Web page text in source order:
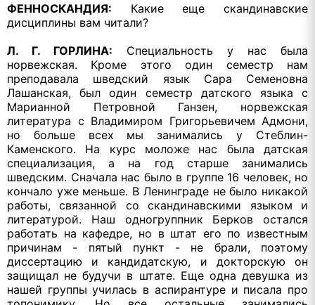
ФЕННОСКАНДИЯ: Какие еще скандинавские
дисциплины вам читали?
Л. Г. ГОРЛИНА: Специальность у нас была
норвежская. Кроме этого один семестр нам
преподавала шведский язык Сара Семеновна
Лашанская, был один семестр датского языка с
Марианной Петровной Ганзен, норвежская
литература с Владимиром Григорьевичем Адмони,
но больше всех мы занимались у Стеблин-
Каменского. На курс моложе нас была датская
специализация, а на год старше занимались
шведским. Сначала нас было в группе 16 человек, но
кончало уже меньше. В Ленинграде не было никакой
работы, связанной со скандинавскими языком и
литературой. Наш одногруппник Берков остался
работать на кафедре, но в штат его по известным
причинам - пятый пункт - не брали, поэтому
диссертацию и кандидатскую, и докторскую он
защищал не будучи в штате. Еще одна девушка из
нашей группы училась в аспирантуре и писала про